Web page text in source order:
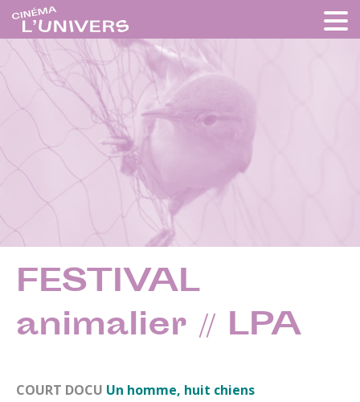
FESTIVAL
animalier // LPA
COURT DOCU Un homme, huit chiens